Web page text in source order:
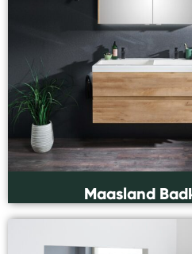
Maasland